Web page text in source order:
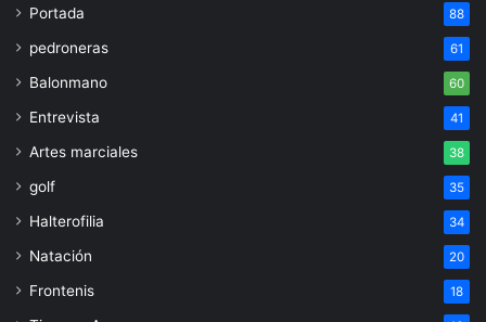
Portada 88
pedroneras 61
Balonmano 60
Entrevista 41
Artes marciales 38
golf 35
Halterofilia 34
Natación 20
Frontenis 18